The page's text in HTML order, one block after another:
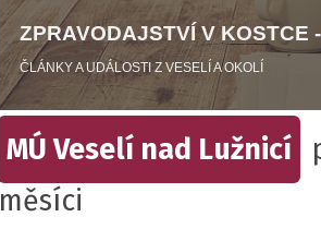
ZPRAVODAJSTVÍ V KOSTCE
ČLÁNKY A UDÁLOSTI Z VESELÍ A OKOLÍ
MÚ Veselí nad Lužnicí
měsíci